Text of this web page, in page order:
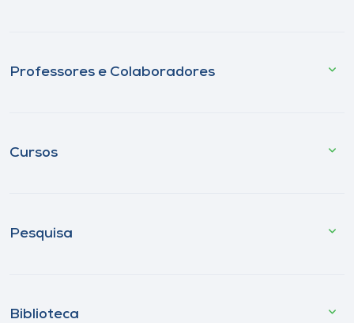
Professores e Colaboradores
Cursos
Pesquisa
Biblioteca